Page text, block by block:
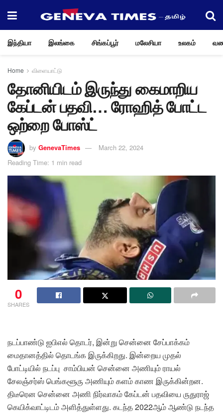
இந்தியா இலங்கை சிங்கப்பூர் மலேசியா உலகம்
Home விளையாட்டு
தோனியிடம் இருந்து கைமாறிய
கேப்டன் பதவி… ரோஹித் போட்ட
ஒற்றை போஸ்ட்
by GenevaTimes
March 22, 2024
Reading Time: 1 min read
0
SHARES
நடப்பாண்டு ஐபிஎல் தொடர், இன்று சென்னை சேப்பாக்கம்
மைதானத்தில் தொடங்க இருக்கிறது. இன்றைய முதல்
போட்டியில் நடப்பு சாம்பியன் சென்னை அணியும் ராயல்
சேலஞ்சர்ஸ் பெங்களூரு அணியும் களம் காண இருக்கின்றன.
திடீரென சென்னை அணி நிர்வாகம் கேப்டன் பதவியை ருதுராஜ்
கெயிக்வாட்டிடம் அளித்துள்ளது. கடந்த 2022ஆம் ஆண்டு நடந்த